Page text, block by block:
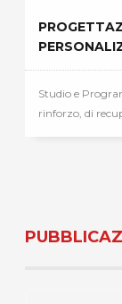
Studio e
rinforzo, di